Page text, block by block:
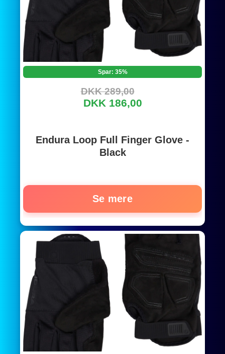
Spar: 35%
DKK 289,00
DKK 186,00
Endura Loop Full Finger Glove -
Black
Se mere